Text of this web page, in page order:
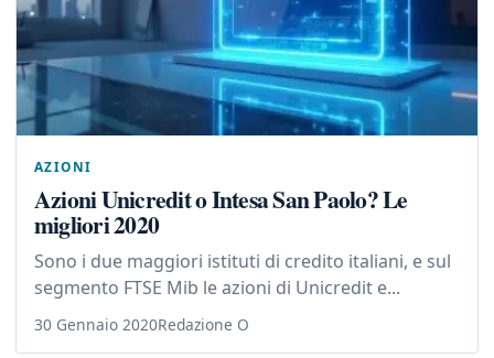
AZIONI
Azioni Unicredit o Intesa San Paolo? Le
migliori 2020
Sono i due maggiori istituti di credito italiani, e sul
segmento FTSE Mib le azioni di Unicredit e...
30 Gennaio 2020Redazione O